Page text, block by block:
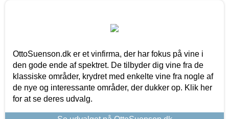
OttoSuenson.dk er et vinfirma, der har fokus på vine i
den gode ende af spektret. De tilbyder dig vine fra de
klassiske områder, krydret med enkelte vine fra nogle af
de nye og interessante områder, der dukker op. Klik her
for at se deres udvalg.